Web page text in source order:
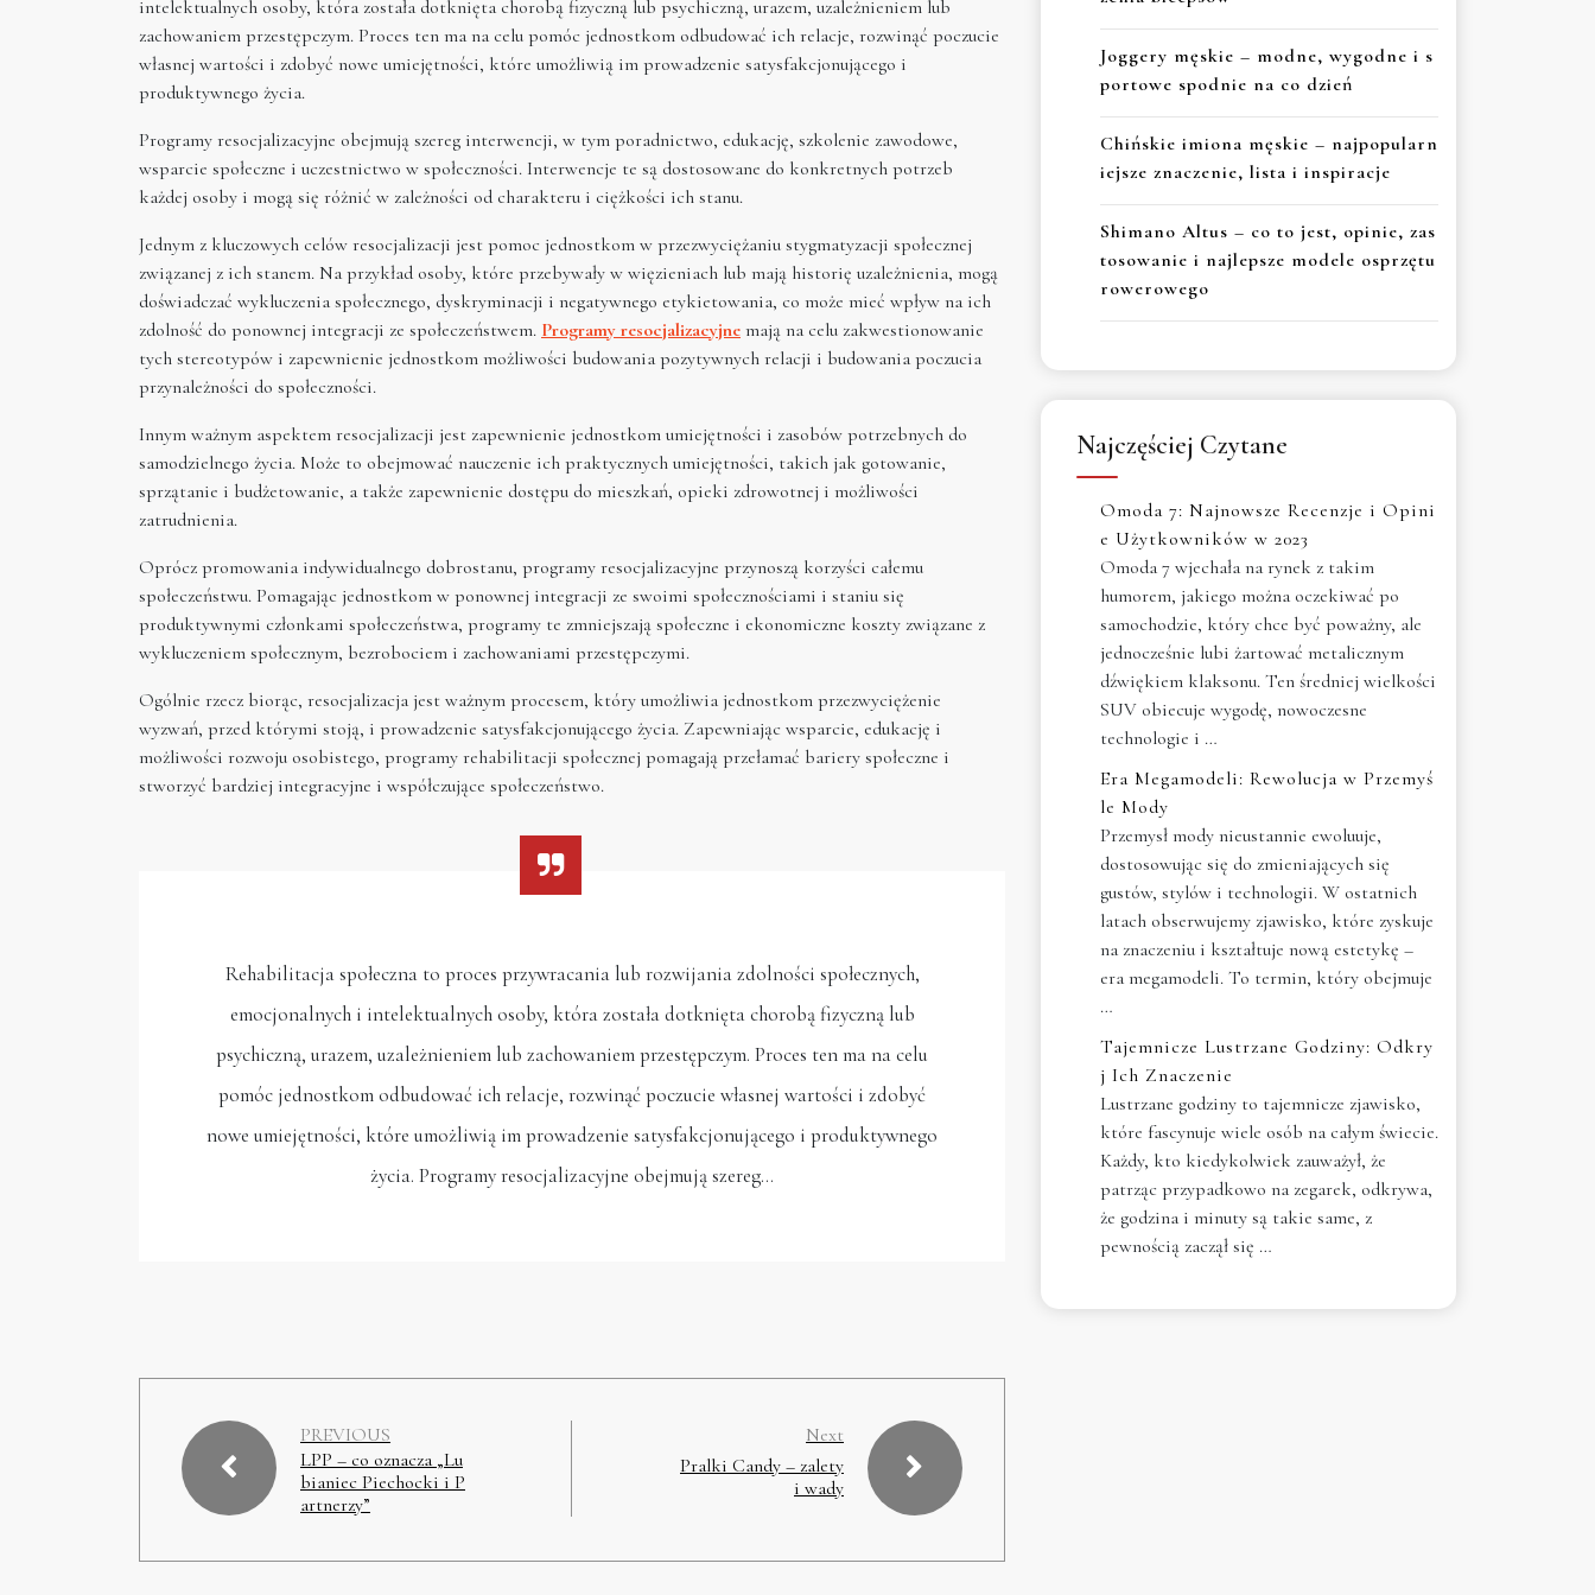
intelektualnych osoby, która została dotknięta chorobą fizyczną lub psychiczną, urazem, uzależnieniem lub
zachowaniem przestępczym. Proces ten ma na celu pomóc jednostkom odbudować ich relacje, rozwinąć poczucie
własnej wartości i zdobyć nowe umiejętności, które umożliwią im prowadzenie satysfakcjonującego i
produktywnego życia.
Programy resocjalizacyjne obejmują szereg interwencji, w tym poradnictwo, edukację, szkolenie zawodowe,
wsparcie społeczne i uczestnictwo w społeczności. Interwencje te są dostosowane do konkretnych potrzeb
każdej osoby i mogą się różnić w zależności od charakteru i ciężkości ich stanu.
Jednym z kluczowych celów resocjalizacji jest pomoc jednostkom w przezwyciężaniu stygmatyzacji społecznej
związanej z ich stanem. Na przykład osoby, które przebywały w więzieniach lub mają historię uzależnienia, mogą
doświadczać wykluczenia społecznego, dyskryminacji i negatywnego etykietowania, co może mieć wpływ na ich
zdolność do ponownej integracji ze społeczeństwem. Programy resocjalizacyjne mają na celu zakwestionowanie
tych stereotypów i zapewnienie jednostkom możliwości budowania pozytywnych relacji i budowania poczucia
przynależności do społeczności.
Innym ważnym aspektem resocjalizacji jest zapewnienie jednostkom umiejętności i zasobów potrzebnych do
samodzielnego życia. Może to obejmować nauczenie ich praktycznych umiejętności, takich jak gotowanie,
sprzątanie i budżetowanie, a także zapewnienie dostępu do mieszkań, opieki zdrowotnej i możliwości
zatrudnienia.
Oprócz promowania indywidualnego dobrostanu, programy resocjalizacyjne przynoszą korzyści całemu
społeczeństwu. Pomagając jednostkom w ponownej integracji ze swoimi społecznościami i staniu się
produktywnymi członkami społeczeństwa, programy te zmniejszają społeczne i ekonomiczne koszty związane z
wykluczeniem społecznym, bezrobociem i zachowaniami przestępczymi.
Ogólnie rzecz biorąc, resocjalizacja jest ważnym procesem, który umożliwia jednostkom przezwyciężenie
wyzwań, przed którymi stoją, i prowadzenie satysfakcjonującego życia. Zapewniając wsparcie, edukację i
możliwości rozwoju osobistego, programy rehabilitacji społecznej pomagają przełamać bariery społeczne i
stworzyć bardziej integracyjne i współczujące społeczeństwo.
Rehabilitacja społeczna to proces przywracania lub rozwijania zdolności społecznych,
emocjonalnych i intelektualnych osoby, która została dotknięta chorobą fizyczną lub
psychiczną, urazem, uzależnieniem lub zachowaniem przestępczym. Proces ten ma na celu
pomóc jednostkom odbudować ich relacje, rozwinąć poczucie własnej wartości i zdobyć
nowe umiejętności, które umożliwią im prowadzenie satysfakcjonującego i produktywnego
życia. Programy resocjalizacyjne obejmują szereg…
PREVIOUS
LPP – co oznacza „Lu
bianiec Piechocki i P
artnerzy”
Next
Pralki Candy – zalety
i wady
Joggery męskie – modne, wygodne i s
portowe spodnie na co dzień
Chińskie imiona męskie – najpopularn
iejsze znaczenie, lista i inspiracje
Shimano Altus – co to jest, opinie, zas
tosowanie i najlepsze modele osprzętu
rowerowego
Najczęściej Czytane
Omoda 7: Najnowsze Recenzje i Opini
e Użytkowników w 2023
Omoda 7 wjechała na rynek z takim
humorem, jakiego można oczekiwać po
samochodzie, który chce być poważny, ale
jednocześnie lubi żartować metalicznym
dźwiękiem klaksonu. Ten średniej wielkości
SUV obiecuje wygodę, nowoczesne
technologie i …
Era Megamodeli: Rewolucja w Przemyś
le Mody
Przemysł mody nieustannie ewoluuje,
dostosowując się do zmieniających się
gustów, stylów i technologii. W ostatnich
latach obserwujemy zjawisko, które zyskuje
na znaczeniu i kształtuje nową estetykę –
era megamodeli. To termin, który obejmuje
…
Tajemnicze Lustrzane Godziny: Odkry
j Ich Znaczenie
Lustrzane godziny to tajemnicze zjawisko,
które fascynuje wiele osób na całym świecie.
Każdy, kto kiedykolwiek zauważył, że
patrząc przypadkowo na zegarek, odkrywa,
że godzina i minuty są takie same, z
pewnością zaczął się …